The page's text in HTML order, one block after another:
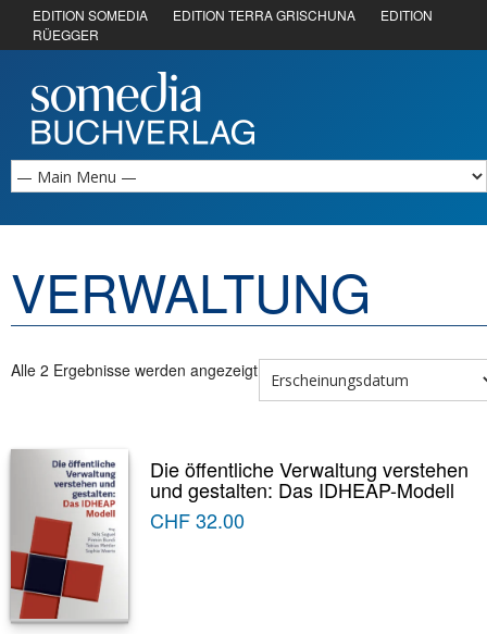
EDITION SOMEDIA EDITION TERRA GRISCHUNA
EDITION
RÜEGGER
VERWALTUNG
Alle 2 Ergebnisse werden angezeigt
Die öffentliche Verwaltung verstehen
und gestalten: Das IDHEAP-Modell
CHF32.00